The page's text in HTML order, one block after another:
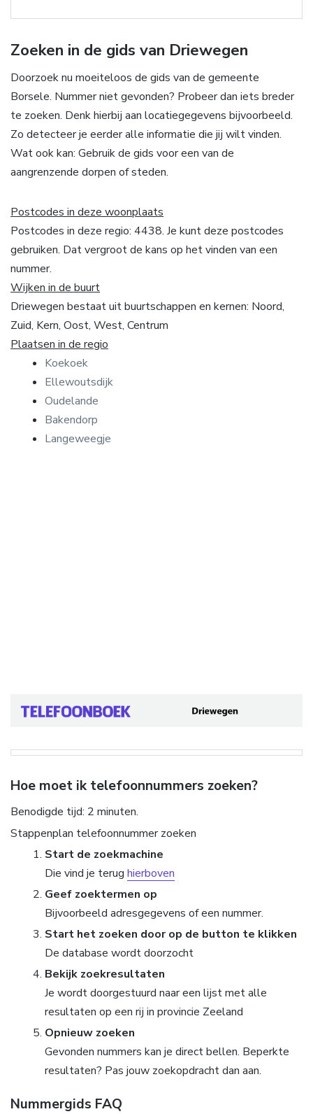
Zoeken in de gids van Driewegen
Doorzoek nu moeiteloos de gids van de gemeente
Borsele. Nummer niet gevonden? Probeer dan iets breder
te zoeken. Denk hierbij aan locatiegegevens bijvoorbeeld.
Zo detecteer je eerder alle informatie die jij wilt vinden.
Wat ook kan: Gebruik de gids voor een van de
aangrenzende dorpen of steden.
Postcodes in deze woonplaats
Postcodes in deze regio: 4438. Je kunt deze postcodes
gebruiken. Dat vergroot de kans op het vinden van een
nummer.
Wijken in de buurt
Driewegen bestaat uit buurtschappen en kernen: Noord,
Zuid, Kern, Oost, West, Centrum
Plaatsen in de regio
Koekoek
Ellewoutsdijk
Oudelande
Bakendorp
Langeweegje
Hoe moet ik telefoonnummers zoeken?
Benodigde tijd: 2 minuten.
Stappenplan telefoonnummer zoeken
Start de zoekmachine
Die vind je terug hierboven
Geef zoektermen op
Bijvoorbeeld adresgegevens of een nummer.
Start het zoeken door op de button te klikken
De database wordt doorzocht
Bekijk zoekresultaten
Je wordt doorgestuurd naar een lijst met alle
resultaten op een rij in provincie Zeeland
Opnieuw zoeken
Gevonden nummers kan je direct bellen. Beperkte
resultaten? Pas jouw zoekopdracht dan aan.
Nummergids FAQ